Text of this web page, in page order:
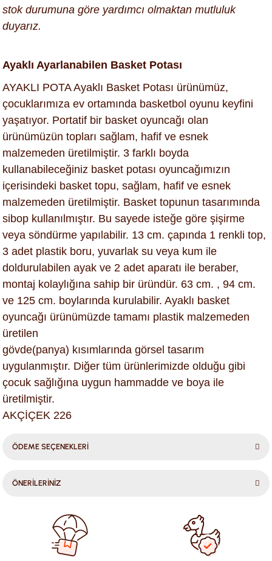
stok durumuna göre yardımcı olmaktan mutluluk
duyarız.
Ayaklı Ayarlanabilen Basket Potası
AYAKLI POTA Ayaklı Basket Potası ürünümüz,
çocuklarımıza ev ortamında basketbol oyunu keyfini
yaşatıyor. Portatif bir basket oyuncağı olan
ürünümüzün topları sağlam, hafif ve esnek
malzemeden üretilmiştir. 3 farklı boyda
kullanabileceğiniz basket potası oyuncağımızın
içerisindeki basket topu, sağlam, hafif ve esnek
malzemeden üretilmiştir. Basket topunun tasarımında
sibop kullanılmıştır. Bu sayede isteğe göre şişirme
veya söndürme yapılabilir. 13 cm. çapında 1 renkli top,
3 adet plastik boru, yuvarlak su veya kum ile
doldurulabilen ayak ve 2 adet aparatı ile beraber,
montaj kolaylığına sahip bir üründür. 63 cm. , 94 cm.
ve 125 cm. boylarında kurulabilir. Ayaklı basket
oyuncağı ürünümüzde tamamı plastik malzemeden
üretilen
gövde(panya) kısımlarında görsel tasarım
uygulanmıştır. Diğer tüm ürünlerimizde olduğu gibi
çocuk sağlığına uygun hammadde ve boya ile
üretilmiştir.
AKÇİÇEK 226
ÖDEME SEÇENEKLERİ
ÖNERİLERİNİZ
konularda yetersiz gördüğünüz noktaları öneri formunu
kullanarak tarafımıza iletebilirsiniz.
Görüş ve önerileriniz için teşekkür ederiz.